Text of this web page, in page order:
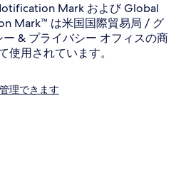
Mark および Global
Mark™ は米国国際貿易局 / グ
& プライバシー オフィスの商
使用されています。
理できます